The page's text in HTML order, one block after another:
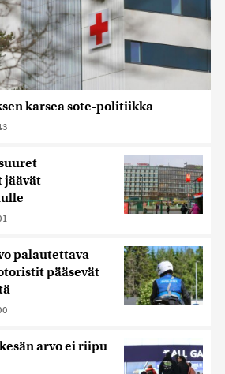
karsea sote-politiikka
jäävät
palautettava
pääsevät
arvo ei riipu